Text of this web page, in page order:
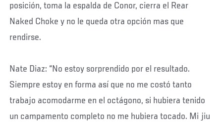
posición, toma la espalda de Conor, cierra el Rear
Naked Choke y no le queda otra opción mas que
rendirse.
Nate Diaz: “No estoy sorprendido por el resultado.
Siempre estoy en forma así que no me costó tanto
trabajo acomodarme en el octágono, si hubiera tenido
un campamento completo no me hubiera tocado. Mi jiu